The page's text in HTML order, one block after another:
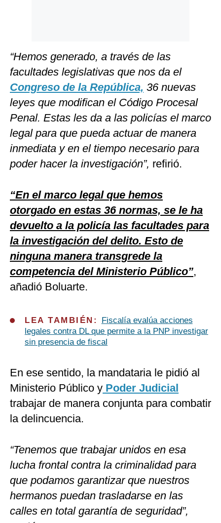
“Hemos generado, a través de las
facultades legislativas que nos da el
Congreso de la República, 36 nuevas
leyes que modifican el Código Procesal
Penal. Estas les da a las policías el marco
legal para que pueda actuar de manera
inmediata y en el tiempo necesario para
poder hacer la investigación”, refirió.
“En el marco legal que hemos
otorgado en estas 36 normas, se le ha
devuelto a la policía las facultades para
la investigación del delito. Esto de
ninguna manera transgrede la
competencia del Ministerio Público”,
añadió Boluarte.
LEA TAMBIÉN:
Fiscalía evalúa acciones
legales contra DL que permite a la PNP investigar
sin presencia de fiscal
En ese sentido, la mandataria le pidió al
Ministerio Público y Poder Judicial
trabajar de manera conjunta para combatir
la delincuencia.
“Tenemos que trabajar unidos en esa
lucha frontal contra la criminalidad para
que podamos garantizar que nuestros
hermanos puedan trasladarse en las
calles en total garantía de seguridad”,